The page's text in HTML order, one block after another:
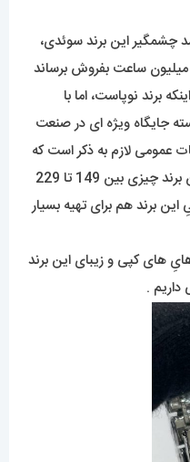
چشمگیر این برند سوئدی،
کمپانی تا به امروز توانسته بیش از 6 میلیون ساعت بفروش برساند
برند نوپاست، اما با
جایگاه ویژه ای در صنعت
لازم به ذکر است که
بهای تقریبی محصولات اورجینال این برند چیزی بین 149 تا 229
برند هم برای تهیه بسیار
های کپی و زیبای این برند
.